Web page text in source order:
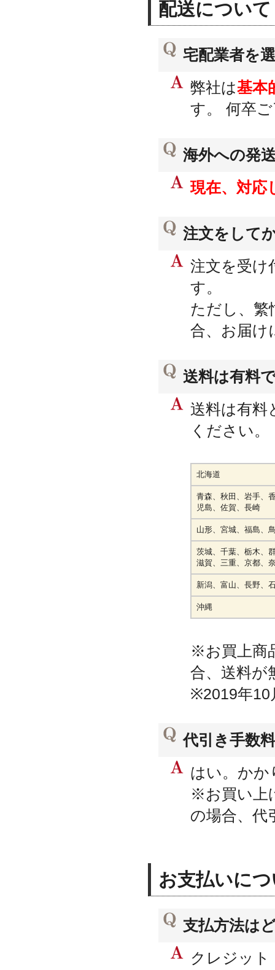
配送について
宅配業者を
弊社は基本
す。 何卒
海外への発
現在、対応
注文をして
注文を受け
す。
ただし、繁
合、お届け
送料は有料
送料は有料
ください
北海道
青森、秋田、岩手、
児島、佐賀、長崎
山形、宮城、福島、
茨城、千葉、栃木、
滋賀、三重、京都、
新潟、富山、長野、
沖縄
※お買上商
合、送料が
※2019年10
代引き手数
はい。かか
※お買い上
の場合、代
お支払いに
支払方法は
クレジット